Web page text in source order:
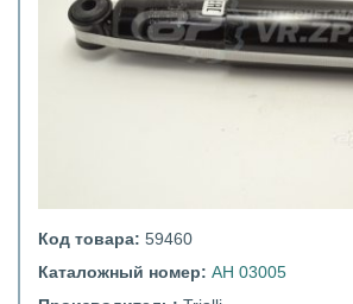
Код товара: 59460
Каталожный номер: AH 03005